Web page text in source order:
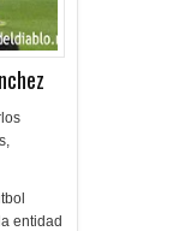
,
entidad